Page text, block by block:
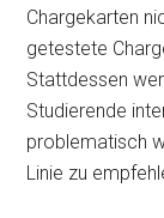
Chargekarten
getestete
Stattdessen
Studierende
problematisch
Linie zu